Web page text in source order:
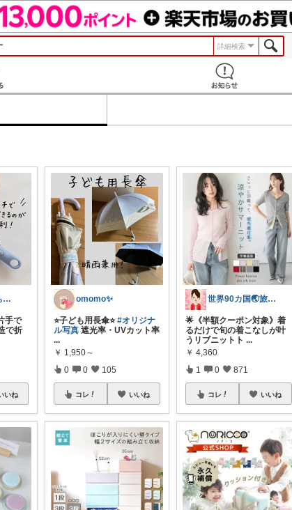
詳細検索
うさうさいつもご訪問ありがとうです🐰✨
手で
で折
いね
omomo✨
⭐️子ども用長傘⭐️#オリジナ
ル写真 遮光率・UVカット率
...
￥ 1,950～
0 0 105
コレ いいね
世界90カ国🌏️旅人OL✈️
🌟《半額クーポン対象》着
るだけで旬の着こなしが叶
うリブニットト ...
￥ 4,360
1 0 871
コレ いいね